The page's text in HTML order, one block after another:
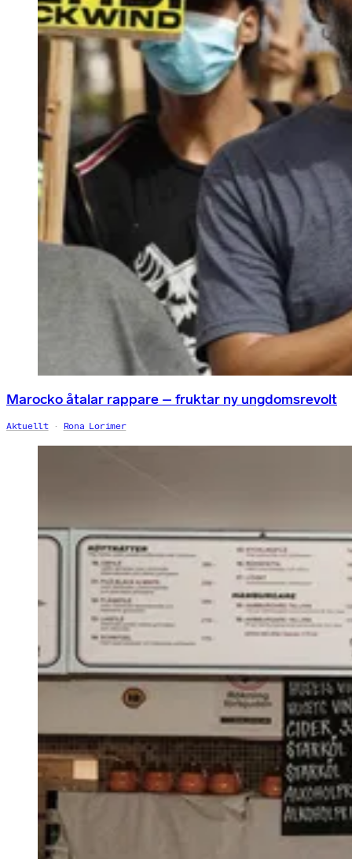
Marocko åtalar rappare – fruktar ny ungdomsrevolt
Aktuellt Rona Lorimer